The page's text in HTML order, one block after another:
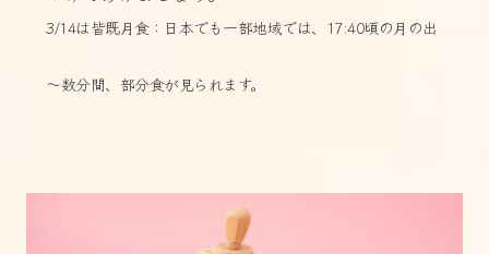
3/14は皆既月食：日本でも一部地域では、17:40頃の月の出
～数分間、部分食が見られます。